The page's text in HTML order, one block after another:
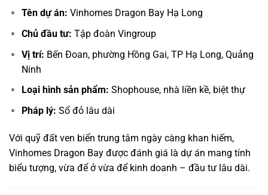
Tên dự án: Vinhomes Dragon Bay Hạ Long
Chủ đầu tư: Tập đoàn Vingroup
Vị trí: Bến Đoan, phường Hồng Gai, TP Hạ Long, Quảng
Ninh
Loại hình sản phẩm: Shophouse, nhà liền kề, biệt thự
Pháp lý: Sổ đỏ lâu dài
Với quỹ đất ven biển trung tâm ngày càng khan hiếm,
Vinhomes Dragon Bay được đánh giá là dự án mang tính
biểu tượng, vừa để ở vừa để kinh doanh – đầu tư lâu dài.